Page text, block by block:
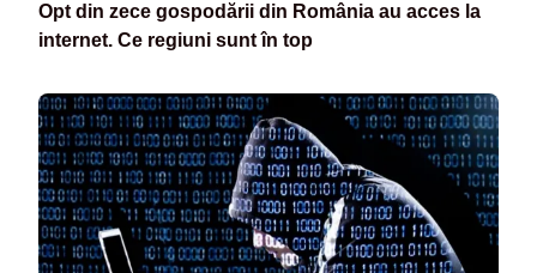
Opt din zece gospodării din România au acces la
internet. Ce regiuni sunt în top